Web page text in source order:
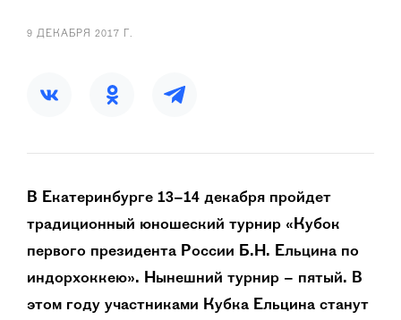
9 ДЕКАБРЯ 2017 Г.
В Екатеринбурге 13–14 декабря пройдет
традиционный юношеский турнир «Кубок
первого президента России Б.Н. Ельцина по
индорхоккею». Нынешний турнир – пятый. В
этом году участниками Кубка Ельцина станут